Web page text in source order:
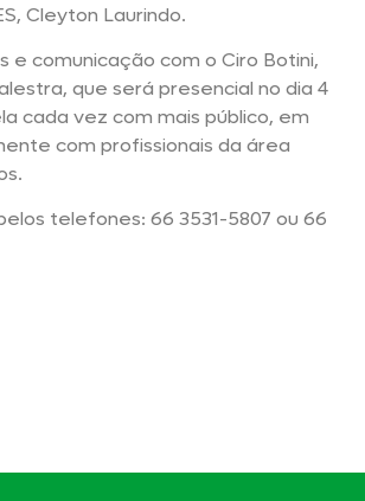
Cleyton Laurindo.
e comunicação com o Ciro Botini,
que será presencial no dia 4
cada vez com mais público, em
com profissionais da área
telefones: 66 3531-5807 ou 66